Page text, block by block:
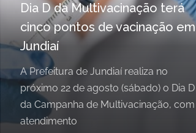
Dia D da Multivacinação terá
cinco pontos de vacinação em
Jundiaí
A Prefeitura de Jundiaí realiza no
próximo 22 de agosto (sábado) o Dia D
da Campanha de Multivacinação, com
atendimento